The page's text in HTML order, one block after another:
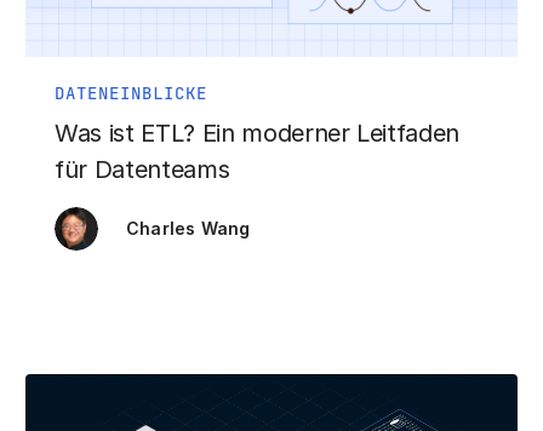
DATENEINBLICKE
Was ist ETL? Ein moderner Leitfaden
für Datenteams
Charles Wang